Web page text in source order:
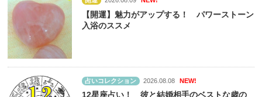
【開運】魅力がアップする！ パワーストーン
入浴のススメ
占いコレクション 2026.08.08 NEW!
12星座占い！ 彼と結婚相手のベストな歳の